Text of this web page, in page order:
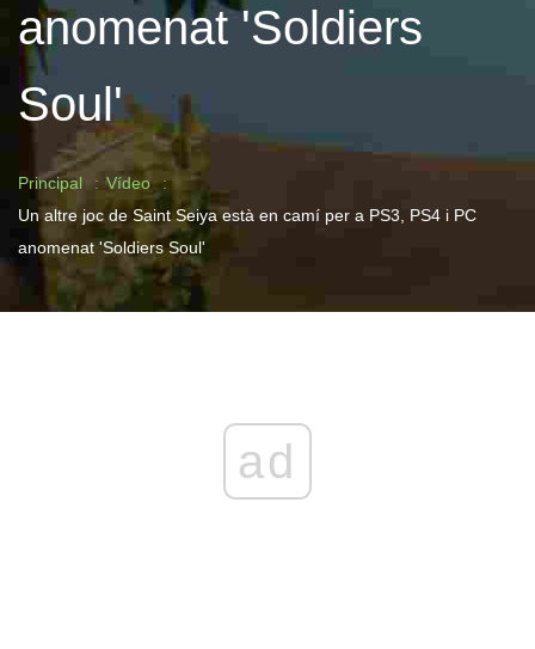
anomenat 'Soldiers
Soul'
Principal
Vídeo
Un altre joc de Saint Seiya està en camí per a PS3, PS4 i PC
anomenat 'Soldiers Soul'
ad